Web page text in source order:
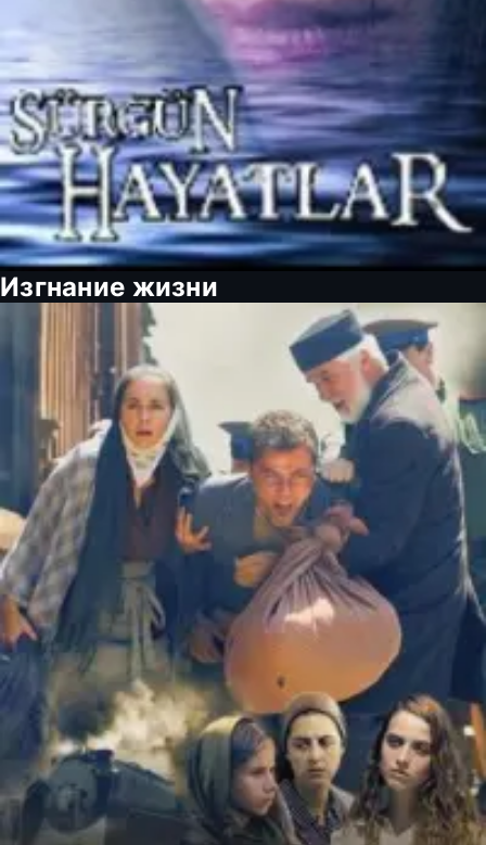
Изгнание жизни